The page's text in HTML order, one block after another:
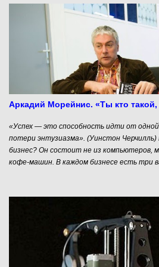
и
Аркадий Морейнис. «Ты кто такой,
«Успех — это способность идти от одной
потери энтузиазма». (Уинстон
бизнес? Он состоит не из компьютеров,
кофе-машин. В каждом бизнесе есть три
бизнес; Продукты - их может быть
основателями в рамках общей идеи.
айсберга, то практическое, что
идеей и подкармливаемый идеологически
Поэтому на вопрос «С чего начинается
уверенностью ответить — с человека, с